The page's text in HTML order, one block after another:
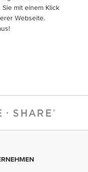
mit einem Klick
Webseite.